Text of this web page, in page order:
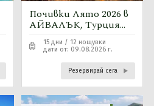
Почивки Лято 2026 в
АЙВАЛЪК, Турция
-12 нощувки
-автобусна програма
15 дни / 12 нощувки
дати от: 09.08.2026 г.
Резервирай сега